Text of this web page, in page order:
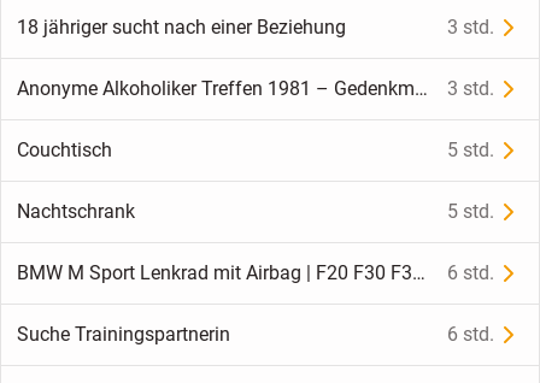
18 jähriger sucht nach einer Beziehung 3 std.
Anonyme Alkoholiker Treffen 1981 – Gedenkmedaille 3 std.
Couchtisch 5 std.
Nachtschrank 5 std.
BMW M Sport Lenkrad mit Airbag | F20 F30 F32 F80 F82 | Neu 6 std.
Suche Trainingspartnerin 6 std.